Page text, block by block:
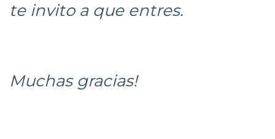
te invito a que entres.
Muchas gracias!